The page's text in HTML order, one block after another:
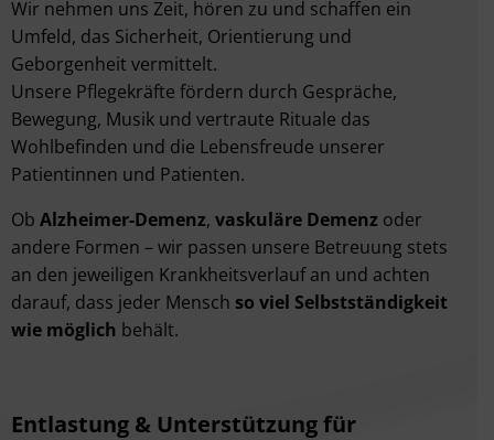
Wir nehmen uns Zeit, hören zu und schaffen ein
Umfeld, das Sicherheit, Orientierung und
Geborgenheit vermittelt.
Unsere Pflegekräfte fördern durch Gespräche,
Bewegung, Musik und vertraute Rituale das
Wohlbefinden und die Lebensfreude unserer
Patientinnen und Patienten.
Ob Alzheimer-Demenz, vaskuläre Demenz oder
andere Formen – wir passen unsere Betreuung stets
an den jeweiligen Krankheitsverlauf an und achten
darauf, dass jeder Mensch so viel Selbstständigkeit
wie möglich behält.
Entlastung & Unterstützung für